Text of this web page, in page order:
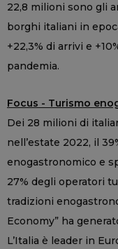
22,8 milioni sono gli
borghi italiani in
+22,3% di arrivi e
pandemia.
Focus - Turismo
Dei 28 milioni di
nell’estate 2022, il
enogastronomico e
27% degli operatori
tradizioni
Economy” ha
L’Italia è leader in